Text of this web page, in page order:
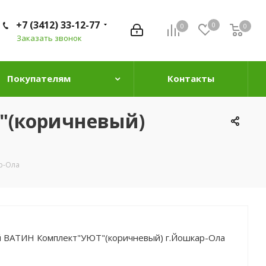
0 0 0
0
+7 (3412) 33-12-77
Заказать звонок
Покупателям Контакты
Ола
ВАТИН Комплект"УЮТ"(коричневый) г.Йошкар-Ола